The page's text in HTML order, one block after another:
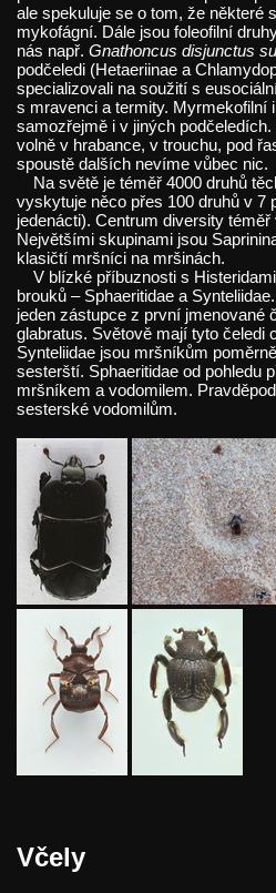
ale spekuluje se o tom, že některé
mykofágní. Dále jsou foleofilní
nás např. Gnathoncus disjunctus
podčeledi (Hetaeriinae a
specializovali na soužití s
s mravenci a termity. Myrmekofilní
samozřejmě i v jiných
volně v hrabance, v trouchu, pod
spoustě dalších nevíme vůbec nic.
Na světě je téměř 4000 druhů
vyskytuje něco přes 100 druhů v 7
jedenácti). Centrum diversity
Největšími skupinami jsou
klasičtí mršníci na mršinách.
V blízké příbuznosti s
brouků – Sphaeritidae a
jeden zástupce z první jmenované
glabratus. Světově mají tyto čeledi
Synteliidae jsou mršníkům
sesterští. Sphaeritidae od pohledu
mršníkem a vodomilem.
sesterské vodomilům.
Včely